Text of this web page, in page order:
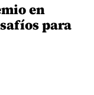
en
para